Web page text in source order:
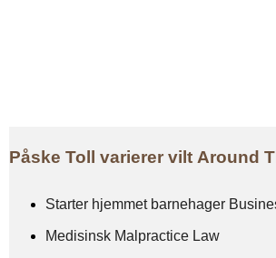
Påske Toll varierer vilt Around
Starter hjemmet barnehager
Medisinsk Malpractice Law